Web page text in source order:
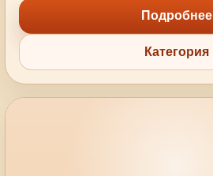
Подробнее
Категория